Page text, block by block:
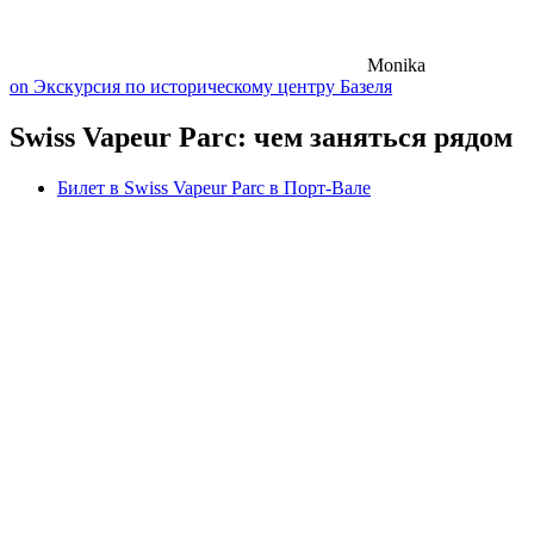
Monika
on Экскурсия по историческому центру Базеля
Swiss Vapeur Parc: чем заняться рядом
Билет в Swiss Vapeur Parc в Порт-Вале